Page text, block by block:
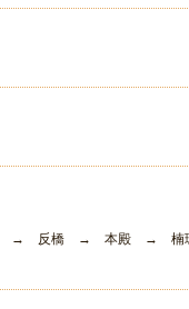
社」駅 → 反橋 → 本殿